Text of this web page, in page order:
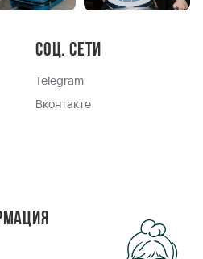
Соц. сети
Telegram
Вконтакте